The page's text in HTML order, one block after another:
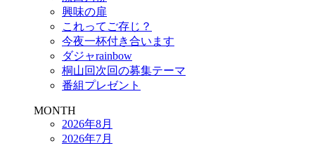
興味の扉
これってご存じ？
今夜一杯付き合います
ダジャrainbow
桐山回次回の募集テーマ
番組プレゼント
MONTH
2026年8月
2026年7月